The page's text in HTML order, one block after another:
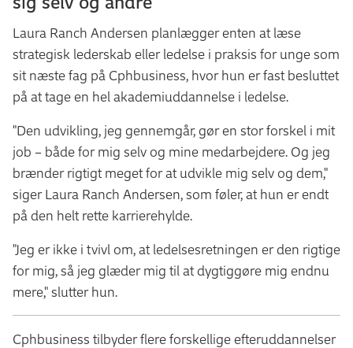
Laura Ranch Andersen planlægger enten at læse
strategisk lederskab eller ledelse i praksis for unge som
sit næste fag på Cphbusiness, hvor hun er fast besluttet
på at tage en hel akademiuddannelse i ledelse.
"Den udvikling, jeg gennemgår, gør en stor forskel i mit
job – både for mig selv og mine medarbejdere. Og jeg
brænder rigtigt meget for at udvikle mig selv og dem,"
siger Laura Ranch Andersen, som føler, at hun er endt
på den helt rette karrierehylde.
"Jeg er ikke i tvivl om, at ledelsesretningen er den rigtige
for mig, så jeg glæder mig til at dygtiggøre mig endnu
mere," slutter hun.
Cphbusiness tilbyder flere forskellige efteruddannelser